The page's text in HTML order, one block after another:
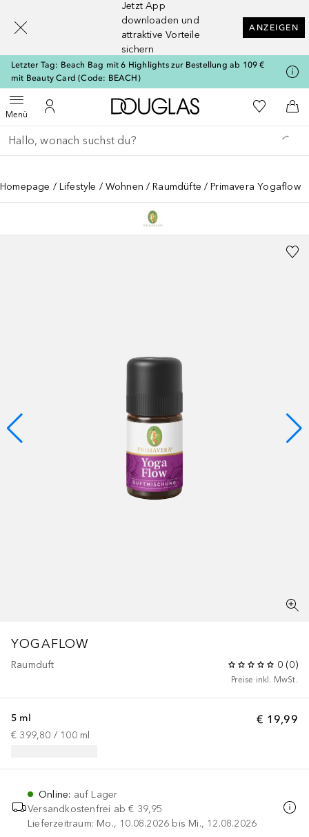
Jetzt App
downloaden und
attraktive Vorteile
sichern
ANZEIGEN
Letzter Tag: Beach Bag mit 6 Highlights zur Bestellung ab 109 €
mit Beauty Card (Code: BEACH)
MenüMenü öffnenZu Meinem Kundenkonto
Zur Douglas Startseite
Zu Meiner
Gehe zurück
Suche ausführen
Homepage Lifestyle Wohnen Raumdüfte Primavera Yogaflow
YOGAFLOW
Raumduft 0 (0)
Preise inkl. MwSt.
€ 19,99
5 ml
€ 399,80 / 100 ml
Online: auf Lager
Versandkostenfrei ab € 39,95
Lieferzeitraum: Mo., 10.08.2026 bis Mi., 12.08.2026
[navigation.slideout.screenreader]